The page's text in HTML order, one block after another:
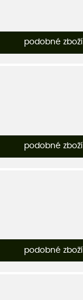
podobné zboží
podobné zboží
podobné zboží